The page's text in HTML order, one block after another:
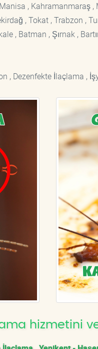
, Kahramanmaraş
, Tokat , Trabzon ,
, Batman , Şırnak ,
, Dezenfekte İlaçlama ,
hizmetini